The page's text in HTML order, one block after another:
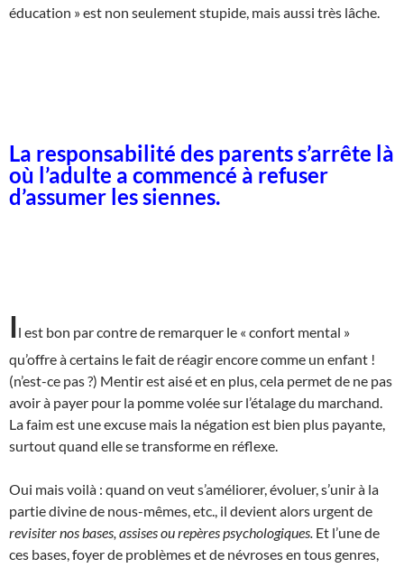
éducation » est non seulement stupide, mais aussi très lâche.
La responsabilité des parents s’arrête là
où l’adulte a commencé à refuser
d’assumer les siennes.
Il est bon par contre de remarquer le « confort mental »
qu’offre à certains le fait de réagir encore comme un enfant !
(n’est-ce pas ?) Mentir est aisé et en plus, cela permet de ne pas
avoir à payer pour la pomme volée sur l’étalage du marchand.
La faim est une excuse mais la négation est bien plus payante,
surtout quand elle se transforme en réflexe.
Oui mais voilà : quand on veut s’améliorer, évoluer, s’unir à la
partie divine de nous-mêmes, etc., il devient alors urgent de
revisiter nos bases, assises ou repères psychologiques. Et l’une de
ces bases, foyer de problèmes et de névroses en tous genres,